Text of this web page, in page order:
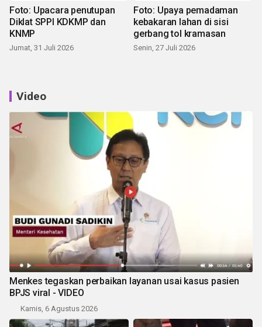
Foto: Upacara penutupan
Diklat SPPI KDKMP dan
KNMP
Jumat, 31 Juli 2026
Foto: Upaya pemadaman
kebakaran lahan di sisi
gerbang tol kramasan
Senin, 27 Juli 2026
Video
Menkes tegaskan perbaikan layanan usai kasus pasien
BPJS viral - VIDEO
Kamis, 6 Agustus 2026